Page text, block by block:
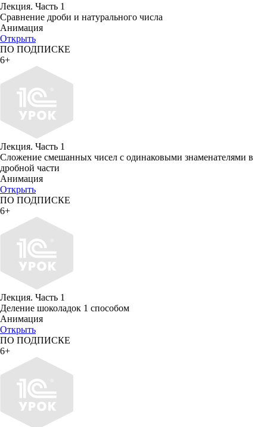
Лекция. Часть 1
Сравнение дроби и натурального числа
Анимация
Открыть
ПО ПОДПИСКЕ
6+
Лекция. Часть 1
Сложение смешанных чисел с одинаковыми знаменателями в
дробной части
Анимация
Открыть
ПО ПОДПИСКЕ
6+
Лекция. Часть 1
Деление шоколадок 1 способом
Анимация
Открыть
ПО ПОДПИСКЕ
6+